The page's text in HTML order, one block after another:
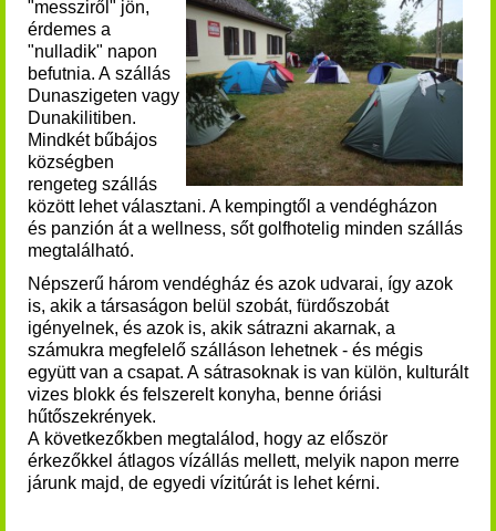
"messziről" jön,
érdemes a
"nulladik" napon
befutnia. A szállás
Dunaszigeten vagy
Dunakilitiben.
Mindkét bűbájos
községben
rengeteg szállás
között lehet választani. A kempingtől a vendégházon
és panzión át a wellness, sőt golfhotelig minden szállás
megtalálható.
Népszerű három vendégház és azok udvarai, így azok
is, akik a társaságon belül szobát, fürdőszobát
igényelnek, és azok is, akik sátrazni akarnak, a
számukra megfelelő szálláson lehetnek - és mégis
együtt van a csapat. A sátrasoknak is van külön, kulturált
vizes blokk és felszerelt konyha, benne óriási
hűtőszekrények.
A következőkben megtalálod, hogy az először
érkezőkkel átlagos vízállás mellett, melyik napon merre
járunk majd, de egyedi vízitúrát is lehet kérni.